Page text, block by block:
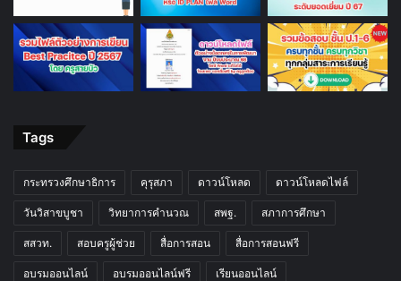
Tags
กระทรวงศึกษาธิการ คุรุสภา ดาวน์โหลด ดาวน์โหลดไฟล์
วันวิสาขบูชา วิทยาการคำนวณ สพฐ. สภาการศึกษา
สสวท. สอบครูผู้ช่วย สื่อการสอน สื่อการสอนฟรี
อบรมออนไลน์ อบรมออนไลน์ฟรี เรียนออนไลน์